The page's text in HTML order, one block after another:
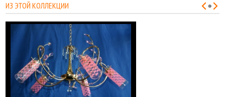
ИЗ ЭТОЙ КОЛЛЕКЦИИ